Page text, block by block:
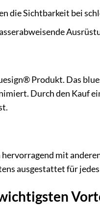
die Sichtbarkeit bei
Produkt. Das
Durch den Kauf
hervorragend mit
ausgestattet für